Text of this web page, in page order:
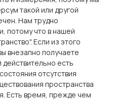
такой или другой
Нам трудно
потому что в нашей
Если из этого
внезапно получаете
есть
отсутствия
пространства
Есть время, прежде чем